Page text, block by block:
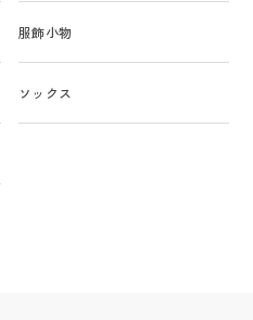
服飾小物
ソックス